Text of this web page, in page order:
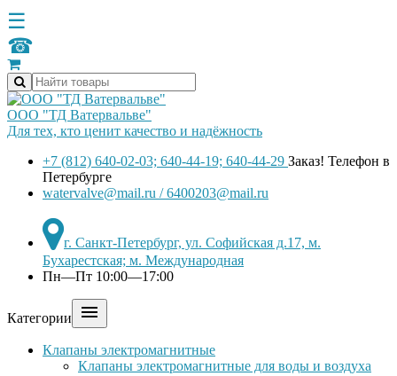
☰
☎
ООО "ТД Ватервальве"
Для тех, кто ценит качество и надёжность
+7 (812) 640-02-03; 640-44-19; 640-44-29 Заказ! Телефон в
Петербурге
watervalve@mail.ru / 6400203@mail.ru
г. Санкт-Петербург, ул. Софийская д.17, м.
Бухарестская; м. Международная
Пн—Пт 10:00—17:00
Категории 
Клапаны электромагнитные
Клапаны электромагнитные для воды и воздуха